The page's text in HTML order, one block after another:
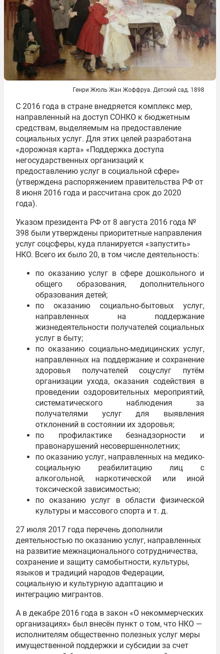
Генри Жюль Жан Жоффруа. Детский сад. 1898
С 2016 года в стране внедряется комплекс мер,
направленный на доступ СОНКО к бюджетным
средствам, выделяемым на предоставление
социальных услуг. Для этих целей разработана
«дорожная карта» «Поддержка доступа
негосударственных организаций к
предоставлению услуг в социальной сфере»
(утверждена распоряжением правительства РФ от
8 июня 2016 года и рассчитана срок до 2020
года).
Указом президента РФ от 8 августа 2016 года №
398 были утверждены приоритетные направления
услуг соцсферы, куда планируется «запустить»
НКО. Всего их было 20, в том числе деятельность:
по оказанию услуг в сфере дошкольного и
общего образования, дополнительного
образования детей;
по оказанию социально-бытовых услуг,
направленных на поддержание
жизнедеятельности получателей социальных
услуг в быту;
по оказанию социально-медицинских услуг,
направленных на поддержание и сохранение
здоровья получателей соцуслуг путём
организации ухода, оказания содействия в
проведении оздоровительных мероприятий,
систематического наблюдения за
получателями услуг для выявления
отклонений в состоянии их здоровья;
по профилактике безнадзорности и
правонарушений несовершеннолетних;
по оказанию услуг, направленных на медико-
социальную реабилитацию лиц с
алкогольной, наркотической или иной
токсической зависимостью;
по оказанию услуг в области физической
культуры и массового спорта и т. д.
27 июля 2017 года перечень дополнили
деятельностью по оказанию услуг, направленных
на развитие межнационального сотрудничества,
сохранение и защиту самобытности, культуры,
языков и традиций народов Федерации,
социальную и культурную адаптацию и
интеграцию мигрантов.
А в декабре 2016 года в закон «О некоммерческих
организациях» был внесён пункт о том, что НКО —
исполнителям общественно полезных услуг меры
имущественной поддержки и субсидии за счет